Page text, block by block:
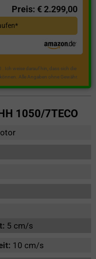
Preis: € 2.299,00
Ich weise darauf hin, dass sich die
Alle Angaben ohne Gewähr.
1050/7TECO
5 cm/s
10 cm/s